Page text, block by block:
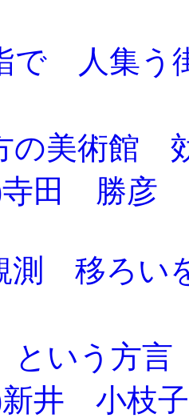
で 人集う
の美術館
寺田 勝彦
測 移ろい
という方
新井 小枝子